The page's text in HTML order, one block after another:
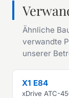
Ähnliche
verwandte
unserer
X1 E84
xDrive ATC-